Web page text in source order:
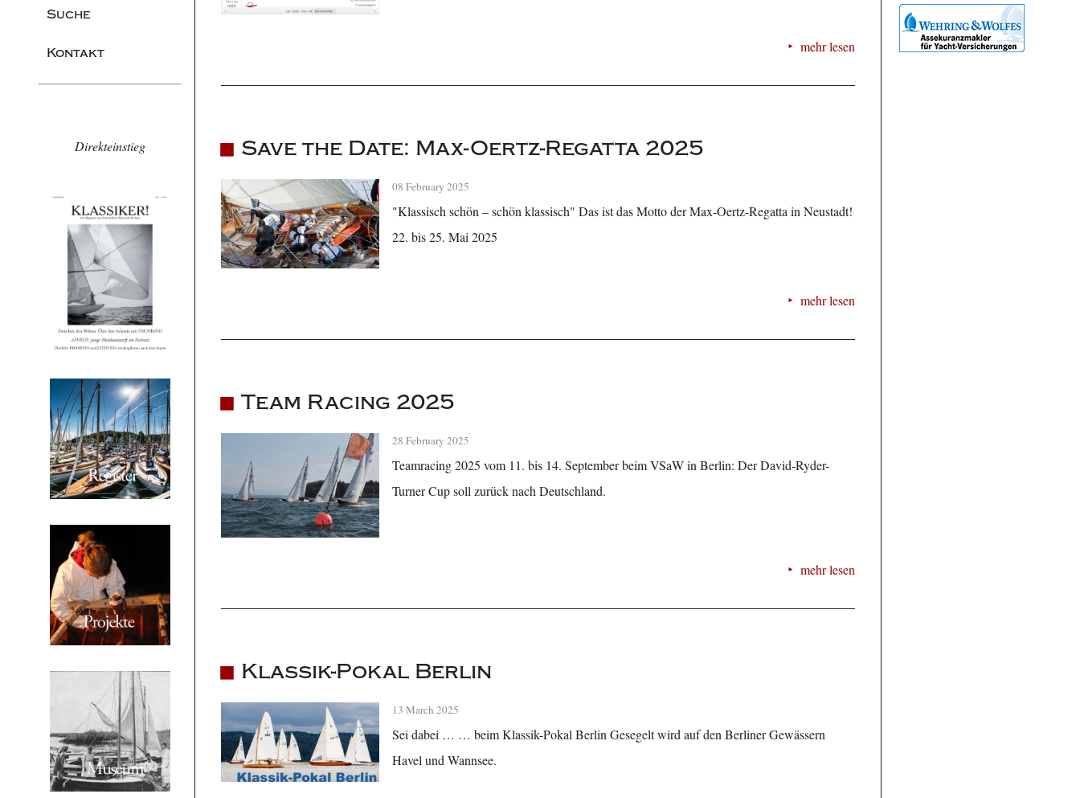
Suche
Kontakt
Direkteinstieg
mehr lesen
Save the Date: Max-Oertz-Regatta 2025
08 February 2025
"Klassisch schön – schön klassisch" Das ist das Motto der Max-Oertz-Regatta in Neustadt!
22. bis 25. Mai 2025
mehr lesen
Team Racing 2025
28 February 2025
Teamracing 2025 vom 11. bis 14. September beim VSaW in Berlin: Der David-Ryder-
Turner Cup soll zurück nach Deutschland.
mehr lesen
Klassik-Pokal Berlin
13 March 2025
Sei dabei … … beim Klassik-Pokal Berlin Gesegelt wird auf den Berliner Gewässern
Havel und Wannsee.